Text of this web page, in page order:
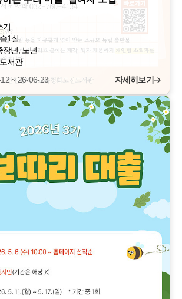
기
1실
장년, 노년
서관
~ 26-06-23
자세히보기